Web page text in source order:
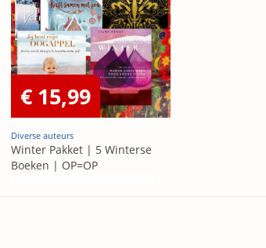
€ 15,99
Diverse auteurs
Winter Pakket | 5 Winterse
Boeken | OP=OP